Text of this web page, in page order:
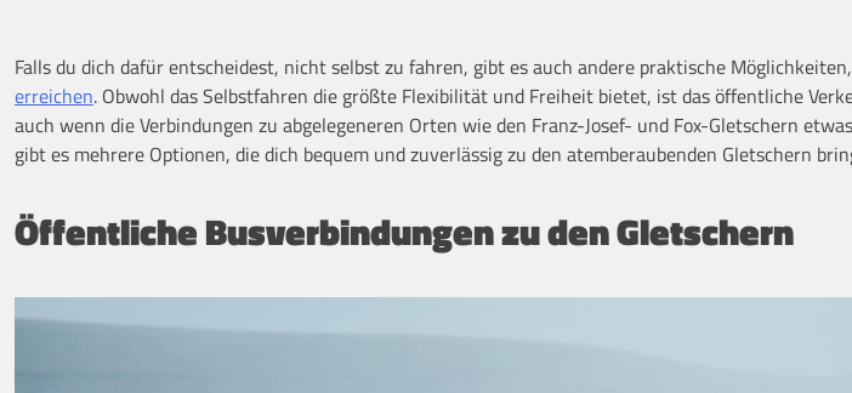
Falls du dich dafür entscheidest, nicht selbst zu fahren, gibt es auch andere praktische Möglichkeiten,
erreichen. Obwohl das Selbstfahren die größte Flexibilität und Freiheit bietet, ist das öffentliche
auch wenn die Verbindungen zu abgelegeneren Orten wie den Franz-Josef- und Fox-Gletschern
gibt es mehrere Optionen, die dich bequem und zuverlässig zu den atemberaubenden Gletschern
Öffentliche Busverbindungen zu den Gletschern